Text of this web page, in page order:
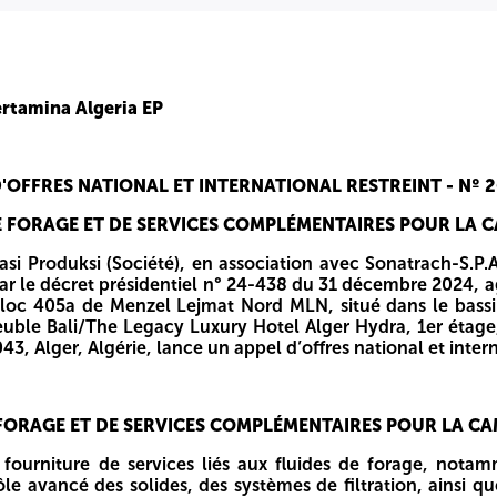
18h00 (Heure Locale Algérienne) le dernier jour de
avis dans le magazine Baosem et sur la plateforme en
calcul des deux délais de dépôt. Pour l’envoi de la
vaut validation ou invalidation de la participation du
par le service de réception de Hassi Messaoud
sera considérée comme nulle et non avenue. Les
et tous les frais annexes sont intégralement à la
Société. A -=-=-=-
avec Sonatrach-S.P.A et Repsol Exploracion
Algeria EP
NATIONAL ET INTERNATIONAL RESTREINT - Nº
ET DE SERVICES COMPLÉMENTAIRES POUR LA
Produksi (Société), en association avec Sonatrach-
le décret présidentiel n° 24-438 du 31 décembre 2024,
405a de Menzel Lejmat Nord MLN, situé dans le
Bali/The Legacy Luxury Hotel Alger Hydra, 1er
Alger, Algérie, lance un appel d’offres national et
ET DE SERVICES COMPLÉMENTAIRES POUR LA
de services liés aux fluides de forage,
avancé des solides, des systèmes de filtration, ainsi